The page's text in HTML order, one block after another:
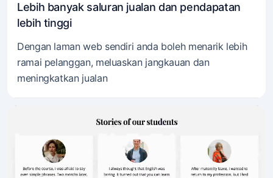
Lebih banyak saluran jualan dan pendapatan
lebih tinggi
Dengan laman web sendiri anda boleh menarik lebih
ramai pelanggan, meluaskan jangkauan dan
meningkatkan jualan